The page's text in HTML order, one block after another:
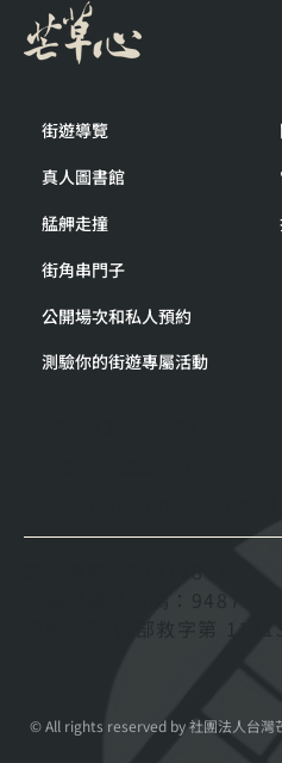
街遊導覽
真人圖書館
艋舺走撞
街角串門子
公開場次和私人預約
測驗你的街遊專屬活動
© All rights reserved by 社團法人台灣